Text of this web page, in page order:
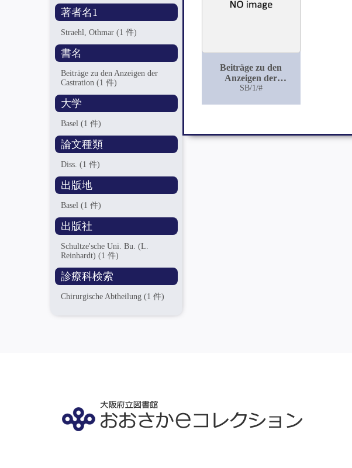
著者名1
Straehl, Othmar(1 件)
書名
Beiträge zu den Anzeigen der
Castration(1 件)
大学
Basel(1 件)
論文種類
Diss.(1 件)
出版地
Basel(1 件)
出版社
Schultze'sche Uni. Bu. (L.
Reinhardt)(1 件)
診療科検索
Chirurgische Abtheilung(1 件)
Beiträge zu den
Anzeigen der
Castration
SB/1/#